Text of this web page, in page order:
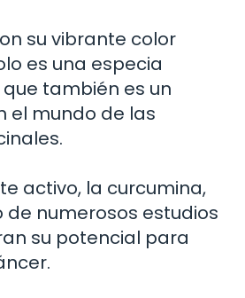
su vibrante color
es una especia
también es un
el mundo de las
activo, la curcumina,
de numerosos estudios
su potencial para